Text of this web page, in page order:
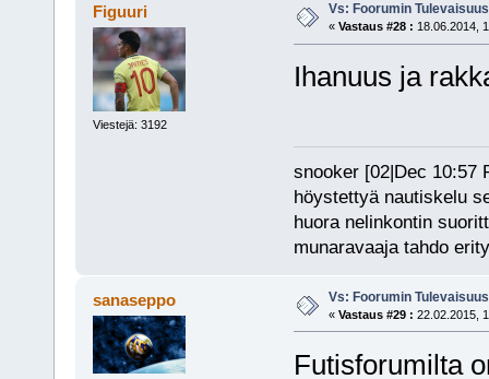
Figuuri
Viestejä: 3192
Vs: Foorumin
« Vastaus #28 : 18.06.2014,
Ihanuus ja
snooker [02|Dec 10:57
höystettyä nautiskelu
huora nelinkontin
munaravaaja tahdo
sanaseppo Vs: Foorumin
« Vastaus #29 : 22.02.2015,
Futisforumilta